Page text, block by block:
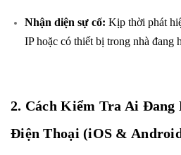
Nhận diện sự cố: Kịp thời phát
IP hoặc có thiết bị trong nhà đang
2. Cách Kiểm Tra Ai Đang
Điện Thoại (iOS &